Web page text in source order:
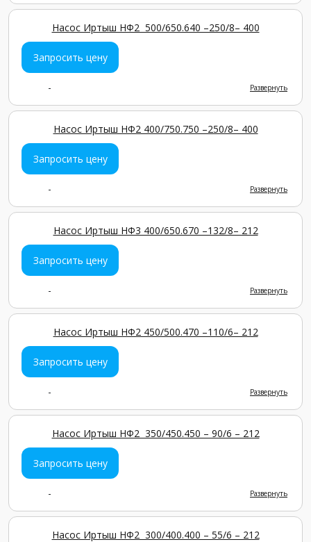
Насос Иртыш НФ2 500/650.640 –250/8– 400
Запросить цену
- Развернуть
Насос Иртыш НФ2 400/750.750 –250/8– 400
Запросить цену
- Развернуть
Насос Иртыш НФ3 400/650.670 –132/8– 212
Запросить цену
- Развернуть
Насос Иртыш НФ2 450/500.470 –110/6– 212
Запросить цену
- Развернуть
Насос Иртыш НФ2 350/450.450 – 90/6 – 212
Запросить цену
- Развернуть
Насос Иртыш НФ2 300/400.400 – 55/6 – 212